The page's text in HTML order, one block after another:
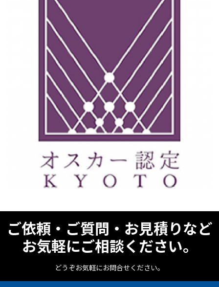
ご依頼・ご質問・お見積りなど
お気軽にご相談ください。
どうぞお気軽にお問合せください。